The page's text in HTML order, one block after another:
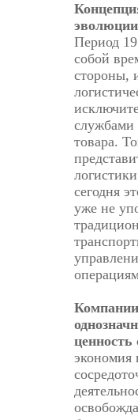
эволюции
Период
собой
стороны,
службами
товара.
сегодня
уже не
экономия